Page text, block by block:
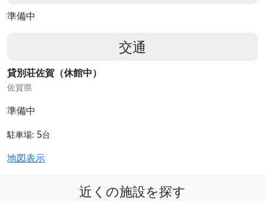
準備中
交通
貸別荘佐賀（休館中）
佐賀県
準備中
駐車場: 5台
地図表示
近くの施設を探す